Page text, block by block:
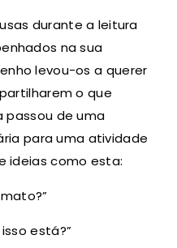
durante a leitura
na sua
levou-os a querer
o que
passou de uma
para uma atividade
ideias como esta:
está?”